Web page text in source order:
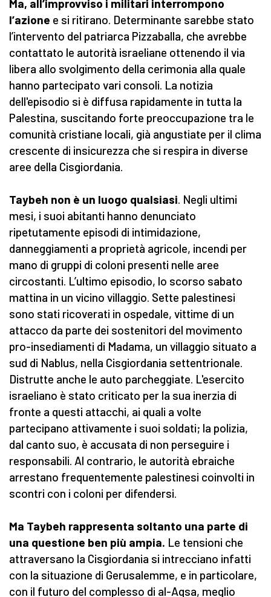
Ma, all’improvviso i militari interrompono
l’azione e si ritirano. Determinante sarebbe stato
l’intervento del patriarca Pizzaballa, che avrebbe
contattato le autorità israeliane ottenendo il via
libera allo svolgimento della cerimonia alla quale
hanno partecipato vari consoli. La notizia
dell'episodio si è diffusa rapidamente in tutta la
Palestina, suscitando forte preoccupazione tra le
comunità cristiane locali, già angustiate per il clima
crescente di insicurezza che si respira in diverse
aree della Cisgiordania.
Taybeh non è un luogo qualsiasi. Negli ultimi
mesi, i suoi abitanti hanno denunciato
ripetutamente episodi di intimidazione,
danneggiamenti a proprietà agricole, incendi per
mano di gruppi di coloni presenti nelle aree
circostanti. L’ultimo episodio, lo scorso sabato
mattina in un vicino villaggio. Sette palestinesi
sono stati ricoverati in ospedale, vittime di un
attacco da parte dei sostenitori del movimento
pro-insediamenti di Madama, un villaggio situato a
sud di Nablus, nella Cisgiordania settentrionale.
Distrutte anche le auto parcheggiate. L'esercito
israeliano è stato criticato per la sua inerzia di
fronte a questi attacchi, ai quali a volte
partecipano attivamente i suoi soldati; la polizia,
dal canto suo, è accusata di non perseguire i
responsabili. Al contrario, le autorità ebraiche
arrestano frequentemente palestinesi coinvolti in
scontri con i coloni per difendersi.
Ma Taybeh rappresenta soltanto una parte di
una questione ben più ampia. Le tensioni che
attraversano la Cisgiordania si intrecciano infatti
con la situazione di Gerusalemme, e in particolare,
con il futuro del complesso di al-Aqsa, meglio